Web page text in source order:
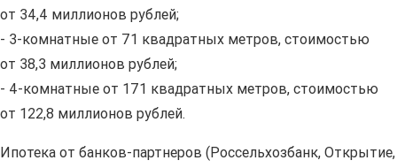
от 34,4 миллионов рублей;
- 3-комнатные от 71 квадратных метров, стоимостью
от 38,3 миллионов рублей;
- 4-комнатные от 171 квадратных метров, стоимостью
от 122,8 миллионов рублей.
Ипотека от банков-партнеров (Россельхозбанк, Открытие,